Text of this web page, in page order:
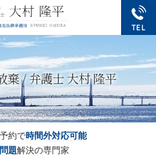
棄 / 弁護士 大村 隆平
約で時間外対応可能
題解決の専門家